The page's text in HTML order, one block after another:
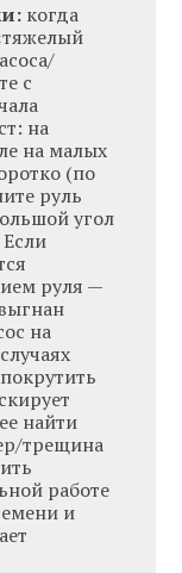
когда
с
на
на малых
(по
руль
угол
руля —
на
найти
трещина
работе
и